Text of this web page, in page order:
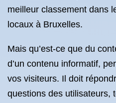
meilleur classement dans
locaux à Bruxelles.
Mais qu’est-ce que du
d’un contenu informatif,
vos visiteurs. Il doit
questions des utilisateurs,